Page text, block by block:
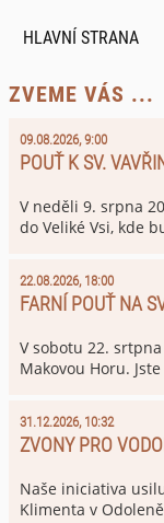
HLAVNÍ STRANA
ZVEME VÁS ...
09.08.2026, 9:00
POUŤ K SV.
V neděli 9. srpna
do Veliké Vsi, kde
22.08.2026, 18:00
FARNÍ POUŤ NA
V sobotu 22.
Makovou Horu.
31.12.2026, 10:32
ZVONY PRO
Naše iniciativa
Klimenta v